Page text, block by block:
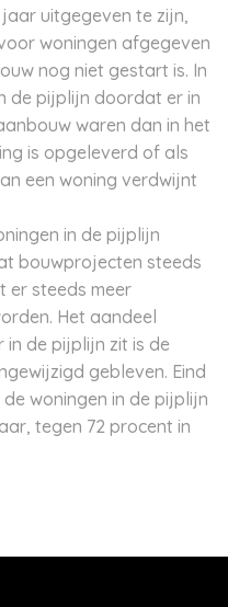
uitgegeven te zijn,
woningen afgegeven
nog niet gestart is. In
de pijplijn doordat er in
waren dan in het
is opgeleverd of als
een woning verdwijnt
in de pijplijn
bouwprojecten steeds
er steeds meer
Het aandeel
de pijplijn zit is de
gebleven. Eind
woningen in de pijplijn
tegen 72 procent in